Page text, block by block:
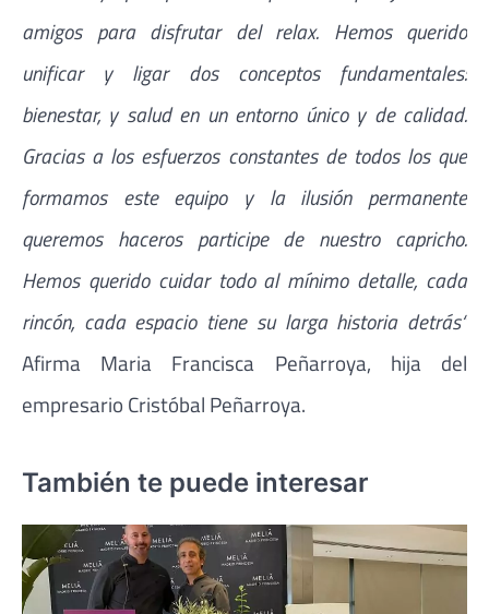
amigos para disfrutar del relax. Hemos querido
unificar y ligar dos conceptos fundamentales:
bienestar, y salud en un entorno único y de calidad.
Gracias a los esfuerzos constantes de todos los que
formamos este equipo y la ilusión permanente
queremos haceros participe de nuestro capricho.
Hemos querido cuidar todo al mínimo detalle, cada
rincón, cada espacio tiene su larga historia detrás“
Afirma Maria Francisca Peñarroya, hija del
empresario Cristóbal Peñarroya.
También te puede interesar